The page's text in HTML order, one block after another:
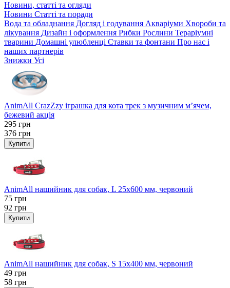
Новини, статті та огляди
Новини Статті та поради
Вода та обладнання Догляд і годування Акваріуми Хвороби та
лікування Дизайн і оформлення Рибки Рослини Тераріумні
тварини Домашні улюбленці Ставки та фонтани Про нас і
наших партнерів
Знижки Усі
AnimAll CrazZzy іграшка для кота трек з музичним м’ячем,
бежевий акція
295 грн
376 грн
Купити
AnimAll нашийник для собак, L 25x600 мм, червоний
75 грн
92 грн
Купити
AnimAll нашийник для собак, S 15х400 мм, червоний
49 грн
58 грн